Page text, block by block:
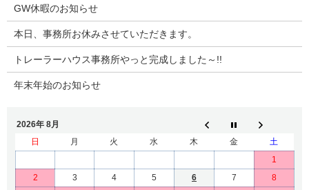
GW休暇のお知らせ
本日、事務所お休みさせていただきます。
トレーラーハウス事務所やっと完成しました～!!
年末年始のお知らせ
2026年 8月
日
月 火 水 木 金
土
1
2
3 4 5 6 7
8